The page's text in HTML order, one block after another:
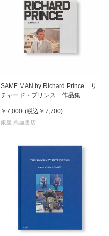
SAME MAN by Richard Prince リ
チャード・プリンス 作品集
￥7,000 (税込 ￥7,700)
銀座 蔦屋書店